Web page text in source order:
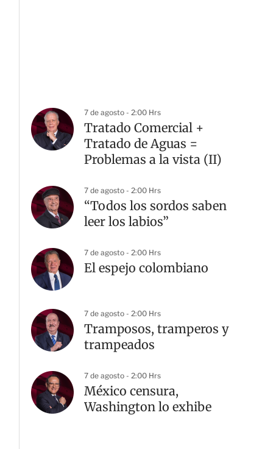
7 de agosto - 2:00 Hrs
Tratado Comercial +
Tratado de Aguas =
Problemas a la vista (II)
7 de agosto - 2:00 Hrs
“Todos los sordos saben
leer los labios”
7 de agosto - 2:00 Hrs
El espejo colombiano
7 de agosto - 2:00 Hrs
Tramposos, tramperos y
trampeados
7 de agosto - 2:00 Hrs
México censura,
Washington lo exhibe